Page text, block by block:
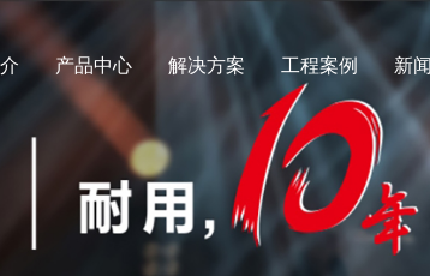
产品中心 解决方案 工程案例 新